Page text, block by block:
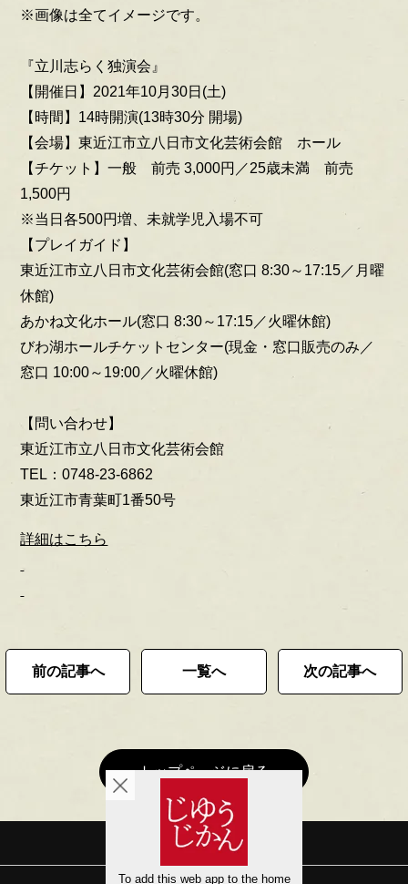
※画像は全てイメージです。
『立川志らく独演会』
【開催日】2021年10月30日(土)
【時間】14時開演(13時30分 開場)
【会場】東近江市立八日市文化芸術会館 ホール
【チケット】一般 前売 3,000円／25歳未満 前売
1,500円
※当日各500円増、未就学児入場不可
【プレイガイド】
東近江市立八日市文化芸術会館(窓口 8:30～17:15／月曜
休館)
あかね文化ホール(窓口 8:30～17:15／火曜休館)
びわ湖ホールチケットセンター(現金・窓口販売のみ／
窓口 10:00～19:00／火曜休館)
【問い合わせ】
東近江市立八日市文化芸術会館
TEL：0748-23-6862
東近江市青葉町1番50号
詳細はこちら
前の記事へ 一覧へ 次の記事へ
トップページに戻る
会社概要